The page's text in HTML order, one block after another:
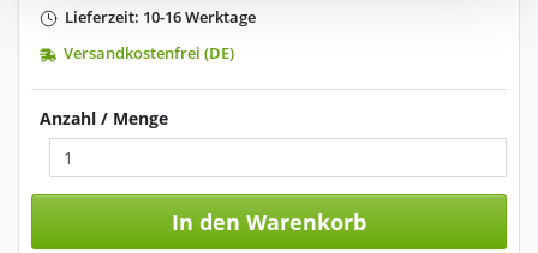
Verarbeitung nicht berührt.
Lieferzeit: 10-16 Werktage
Versandkostenfrei (DE)
Anzahl / Menge
In den Warenkorb